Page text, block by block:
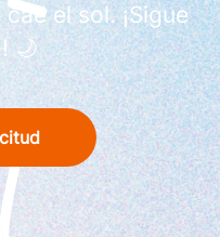
el sol. ¡Sigue
🌙